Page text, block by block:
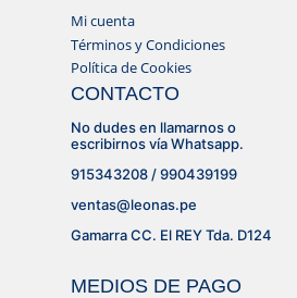
Mi cuenta
Términos y Condiciones
Política de Cookies
CONTACTO
No dudes en llamarnos o
escribirnos vía Whatsapp.
915343208 / 990439199
ventas@leonas.pe
Gamarra CC. El REY Tda. D124
MEDIOS DE PAGO